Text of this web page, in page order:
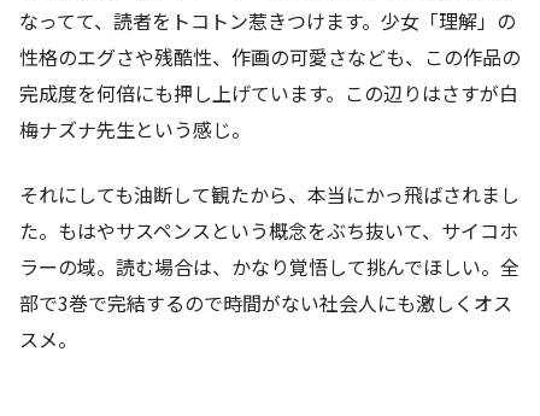
なってて、読者をトコトン惹きつけます。少女「理解」の
性格のエグさや残酷性、作画の可愛さなども、この作品の
完成度を何倍にも押し上げています。この辺りはさすが白
梅ナズナ先生という感じ。
それにしても油断して観たから、本当にかっ飛ばされまし
た。もはやサスペンスという概念をぶち抜いて、サイコホ
ラーの域。読む場合は、かなり覚悟して挑んでほしい。全
部で3巻で完結するので時間がない社会人にも激しくオス
スメ。